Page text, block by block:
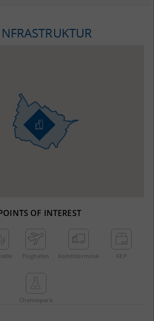
OF INTEREST
Flughafen Kombi­terminal KEP
Chemie­park